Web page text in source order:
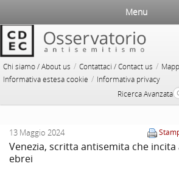
Chi siamo / About us / Contattaci / Contact us /
Informativa estesa cookie / Informativa privacy
Ricerca Avanzata
Menu
13 Maggio 2024
Venezia, scritta antisemita che incita
ebrei